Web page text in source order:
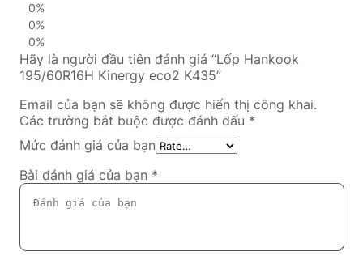
0%
0%
0%
Hãy là người đầu tiên đánh giá “Lốp Hankook
195/60R16H Kinergy eco2 K435”
Email của bạn sẽ không được hiển thị công khai.
Các trường bắt buộc được đánh dấu *
Mức đánh giá của bạn
Bài đánh giá của bạn *